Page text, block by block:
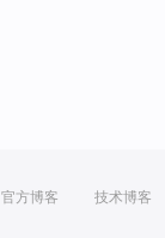
官方博客 技术博客